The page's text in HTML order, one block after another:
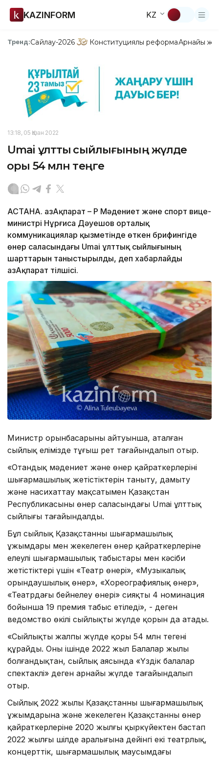
KAZINFORM KZ
Тренд:Сайлау-2026 Конституциялық реформаАрнайы
13:18, 05 Қазан 2022
Umai ұлттық сыйлығының жүлде
қоры 54 млн теңге
АСТАНА. ҚазАқпарат – ҚР Мәдениет және спорт вице-
министрі Нұрғиса Дәуешов орталық
коммуникациялар қызметінде өткен брифингіде
өнер саласындағы Umai ұлттық сыйлығының
шарттарын таныстырылды, деп хабарлайды
ҚазАқпарат тілшісі.
Министр орынбасарының айтуынша, аталған
сыйлық елімізде тұңғыш рет тағайындалып отыр.
«Отандық мәдениет және өнер қайраткерлерінің
шығармашылық жетістіктерін таныту, дамыту
және насихаттау мақсатымен Қазақстан
Республикасының өнер саласындағы Umai ұлттық
сыйлығы тағайындалды.
Бұл сыйлық Қазақстанның шығармашылық
ұжымдары мен жекелеген өнер қайраткерлеріне
елеулі шығармашылық табыстары мен кәсіби
жетістіктері үшін «Театр өнері», «Музыкалық
орындаушылық өнер», «Хореографиялық өнер»,
«Театрдағы бейнелеу өнері» сияқты 4 номинация
бойынша 19 премия табыс етіледі», - деген
ведомство өкілі сыйлықтың жүлде қорын да атады.
«Сыйлықтың жалпы жүлде қоры 54 млн теңгені
құрайды. Оның ішінде 2022 жыл Балалар жылы
болғандықтан, сыйлық аясында «Үздік балалар
спектаклі» деген арнайы жүлде тағайындалып
отыр.
Сыйлық 2022 жылы Қазақстанның шығармашылық
ұжымдарына және жекелеген Қазақстанның өнер
қайраткерлеріне 2020 жылғы қыркүйектен бастап
2022 жылғы шілде аралығына дейінгі екі театрлық,
концерттік, шығармашылық маусымдағы